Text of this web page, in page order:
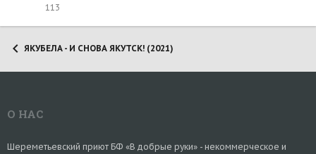
113
ЯКУБЕЛА - И СНОВА ЯКУТСК! (2021)
О НАС
Шереметьевский приют БФ «В добрые руки» - некоммерческое и